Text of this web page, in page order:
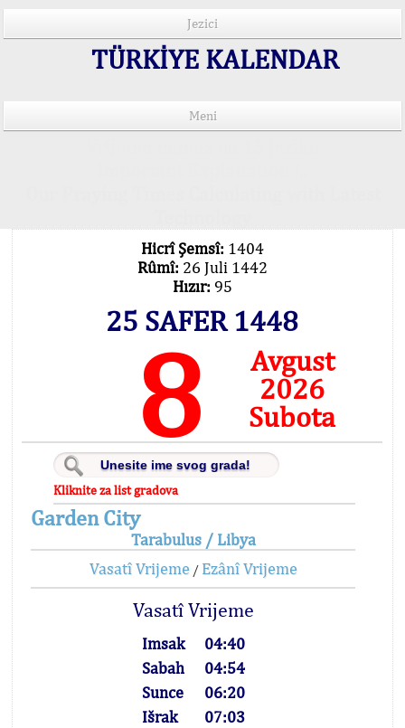
Jezici
TÜRKİYE KALENDAR
Meni
Hicrî Şemsî: 1404
Rûmî: 26 Juli 1442
Hızır: 95
25 SAFER 1448
8
Avgust
2026
Subota
Kliknite za list gradova
Garden City
Tarabulus / Libya
Vasatî Vrijeme/ Ezânî Vrijeme
Vasatî Vrijeme
Imsak
04:40
Sabah
04:54
Sunce
06:20
Išrak
07:03